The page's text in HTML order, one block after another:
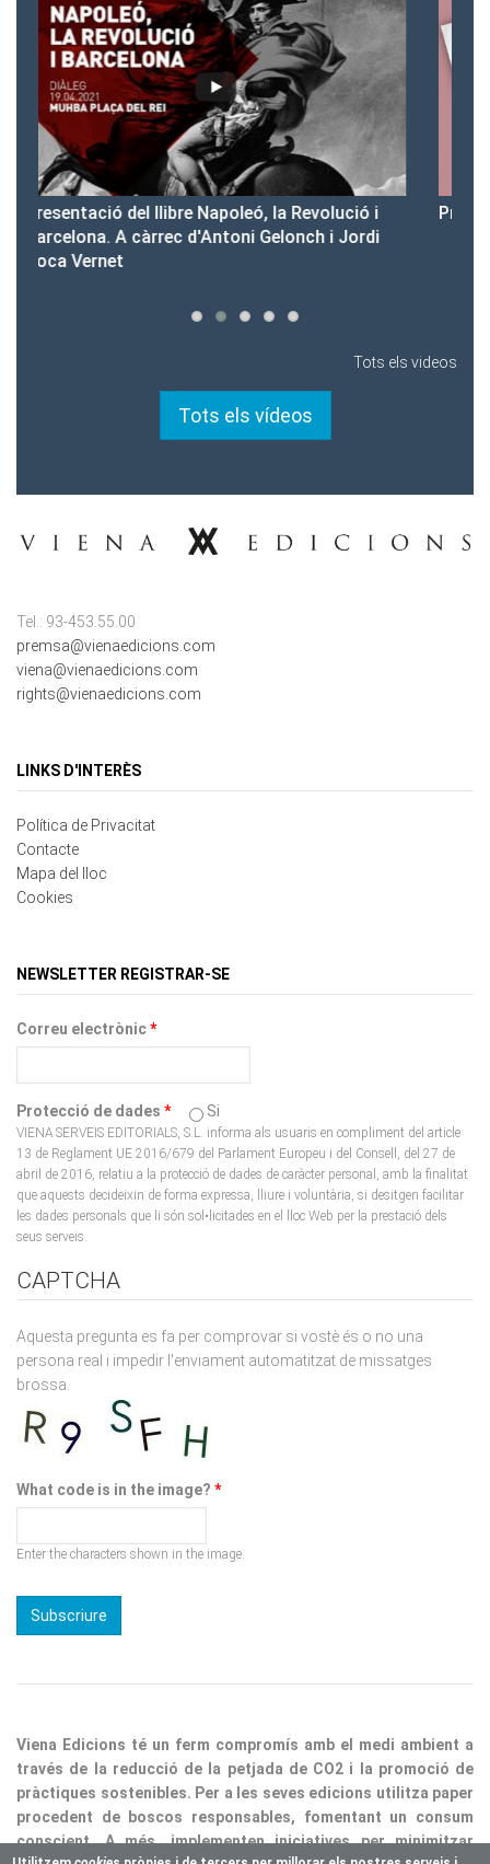
Presentació del Club Victòria
viena@vienaedicions.com
rights@vienaedicions.com
Política de Privacitat
Mapa del lloc
Cookies
Correu electrònic*
VIENA SERVEIS EDITORIALS, S.L. informa als usuaris en compliment del article
13 de Reglament UE 2016/679 del Parlament Europeu i del Consell, del 27 de
abril de 2016, relatiu a la protecció de dades de caràcter personal, amb la finalitat
que aquests decideixin de forma expressa, lliure i voluntària, si desitgen facilitar
les dades personals que li són sol•licitades en el lloc Web per la prestació dels
seus serveis.
CAPTCHA
Aquesta pregunta es fa per comprovar si vostè és o no una
brossa.
What code is in the image?
Enter the characters shown in the image.
pràctiques sostenibles. Per a les seves edicions utilitza paper
procedent de boscos responsables, fomentant un consum
conscient. A més, implementen iniciatives per minimitzar
residus i optimitzar processos, consolidant així la nostra
responsabilitat ecològica.